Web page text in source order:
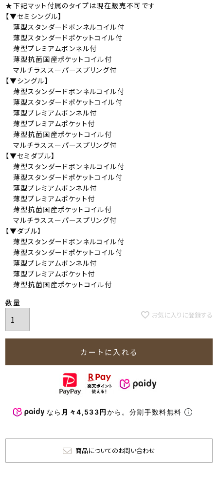
★下記マット付属のタイプは現在販売不可です
【▼セミシングル】
薄型スタンダードボンネルコイル付
薄型スタンダードポケットコイル付
薄型プレミアムボンネル付
薄型抗菌国産ポケットコイル付
マルチラススーパースプリング付
【▼シングル】
薄型スタンダードボンネルコイル付
薄型スタンダードポケットコイル付
薄型プレミアムボンネル付
薄型プレミアムポケット付
薄型抗菌国産ポケットコイル付
マルチラススーパースプリング付
【▼セミダブル】
薄型スタンダードボンネルコイル付
薄型スタンダードポケットコイル付
薄型プレミアムボンネル付
薄型プレミアムポケット付
薄型抗菌国産ポケットコイル付
マルチラススーパースプリング付
【▼ダブル】
薄型スタンダードボンネルコイル付
薄型スタンダードポケットコイル付
薄型プレミアムボンネル付
薄型プレミアムポケット付
薄型抗菌国産ポケットコイル付
お気に入りに登録する
カートに入れる
なら 月々4,533円から。分割手数料無料
商品についてのお問い合わせ